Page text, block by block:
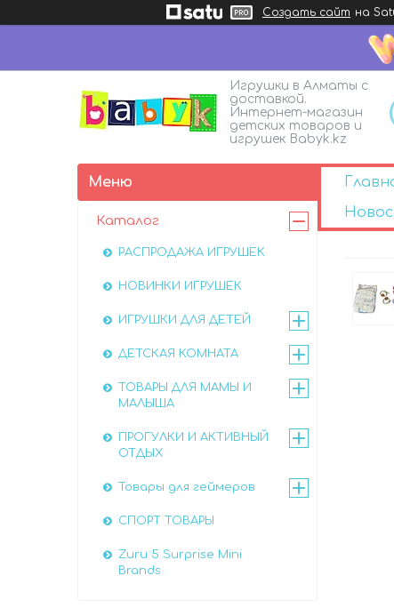
Создать сайт на
Игрушки в Алматы с
доставкой.
Интернет-магазин
детских товаров и
игрушек Babyk.kz
Каталог
РАСПРОДАЖА ИГРУШЕК
НОВИНКИ ИГРУШЕК
ИГРУШКИ ДЛЯ ДЕТЕЙ
ДЕТСКАЯ КОМНАТА
ТОВАРЫ ДЛЯ МАМЫ И
МАЛЫША
ПРОГУЛКИ И АКТИВНЫЙ
ОТДЫХ
Товары для геймеров
СПОРТ ТОВАРЫ
Zuru 5 Surprise Mini
Brands